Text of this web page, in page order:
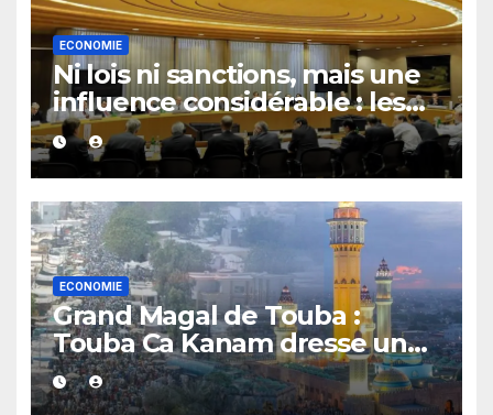
ECONOMIE
Ni lois ni sanctions, mais une
influence considérable : les
secrets du Financial Stability
Board
ECONOMIE
Grand Magal de Touba :
Touba Ca Kanam dresse un
bilan positif et se fixe un
objectif de 7 milliards FCFA